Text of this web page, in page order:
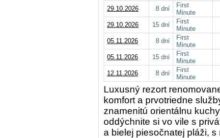
29.10.2026
8 dní
First
Minute
29.10.2026
15 dní
First
Minute
05.11.2026
8 dní
First
Minute
05.11.2026
15 dní
First
Minute
12.11.2026
8 dní
First
Minute
Luxusný rezort
komfort a prvotriedne
znamenitú orientálnu
oddýchnite si vo vile s
a bielej piesočnatej pláži,